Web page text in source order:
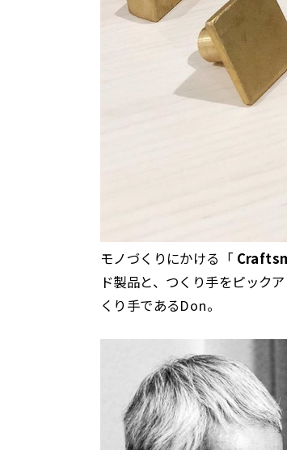
モノづくりにかける「
ド製品と、つくり手をピック
くり手であるDon。